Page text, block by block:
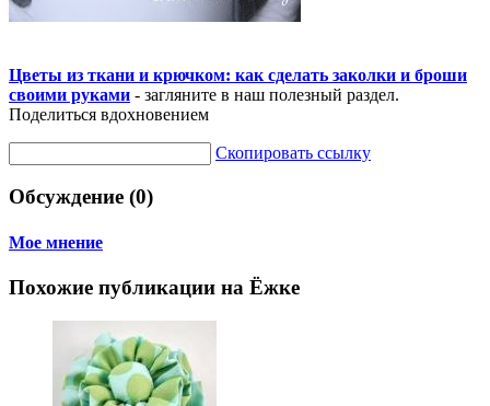
Цветы из ткани и крючком: как сделать заколки и броши
своими руками - загляните в наш полезный раздел.
Поделиться вдохновением
Скопировать ссылку
Обсуждение (0)
Мое мнение
Похожие публикации на Ёжке